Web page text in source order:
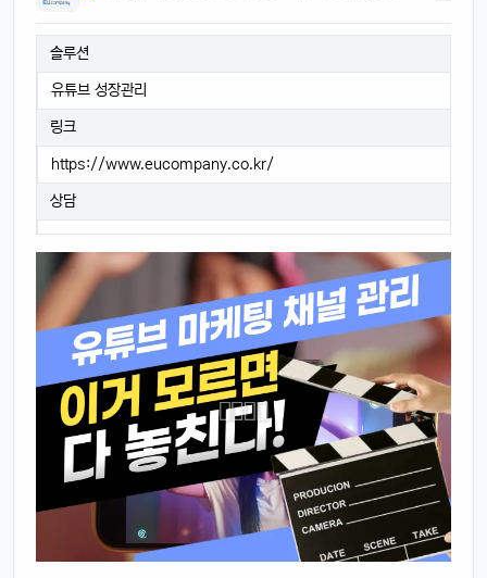
솔루션
유튜브 성장관리
링크
https://www.eucompany.co.kr/
상담